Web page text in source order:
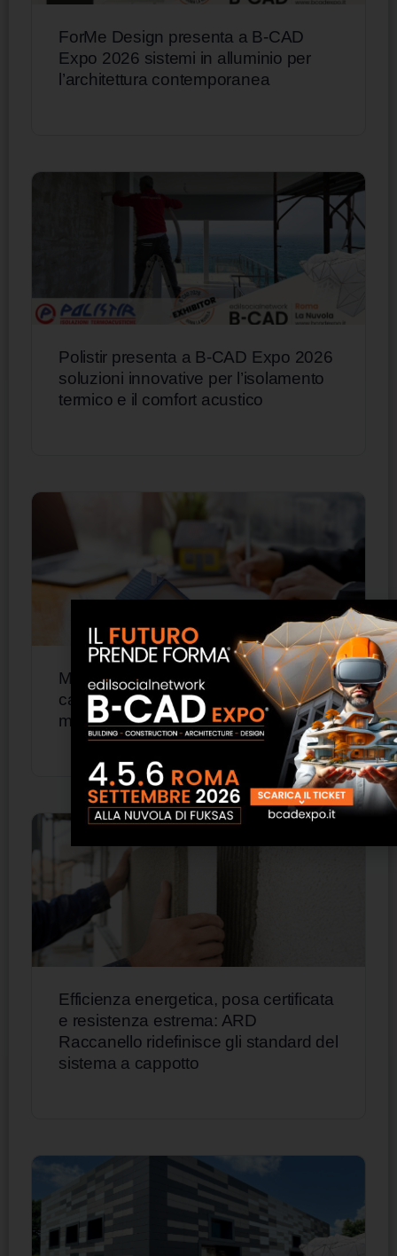
ForMe Design presenta a B-CAD
Expo 2026 sistemi in alluminio per
l’architettura contemporanea
Polistir presenta a B-CAD Expo 2026
soluzioni innovative per l’isolamento
termico e il comfort acustico
Mutui ipotecari 2025: cresce il
capitale erogato, calano i tassi. Il
mercato torna a correre
Efficienza energetica, posa certificata
e resistenza estrema: ARD
Raccanello ridefinisce gli standard del
sistema a cappotto